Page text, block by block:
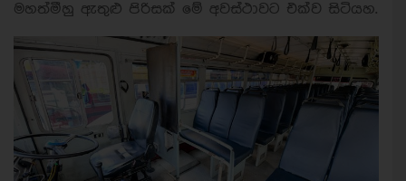
මහත්මීහු ඇතුළු පිරිසක් මේ අවස්ථාවට එක්ව සිටියහ.